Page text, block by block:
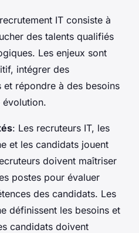
IT consiste à
des talents qualifiés
Les enjeux sont
intégrer des
et répondre à des besoins
évolution.
: Les recruteurs IT, les
et les candidats jouent
doivent maîtriser
postes pour évaluer
des candidats. Les
définissent les besoins et
candidats doivent